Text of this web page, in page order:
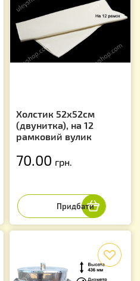
Холстик 52х52см
(двунитка), на 12
рамковий вулик
70.00 грн.